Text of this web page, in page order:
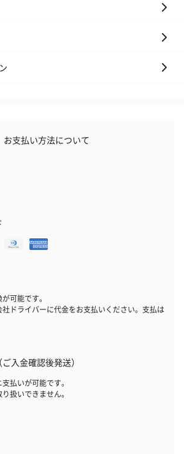
お支払い方法について
可能です。
ドライバーに代金をお支払いください。支払は
入金確認後発送）
払いが可能です。
扱いできません。